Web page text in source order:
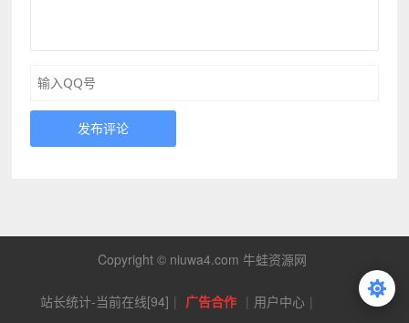
发布评论
Copyright © niuwa4.com 牛蛙资源网
站长统计-当前在线[94] | 广告合作 | 用户中心 |